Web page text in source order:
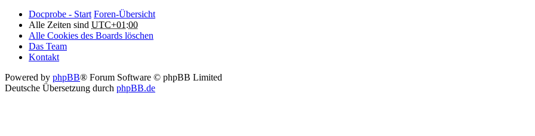
Docprobe - Start Foren-Übersicht
Alle Zeiten sind UTC+01:00
Alle Cookies des Boards löschen
Das Team
Kontakt
Powered by phpBB® Forum Software © phpBB Limited
Deutsche Übersetzung durch phpBB.de